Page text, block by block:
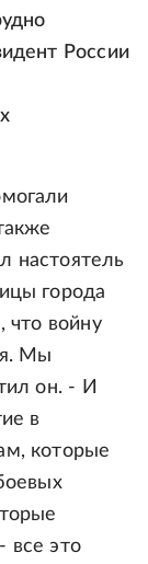
России
настоятель
города
что войну
Мы
он. - И
в
которые
все это